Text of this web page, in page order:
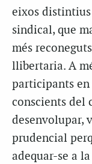
eixos
sindical, que
més
llibertaria. A
participants en
conscients del
desenvolupar,
prudencial
adequar-se a